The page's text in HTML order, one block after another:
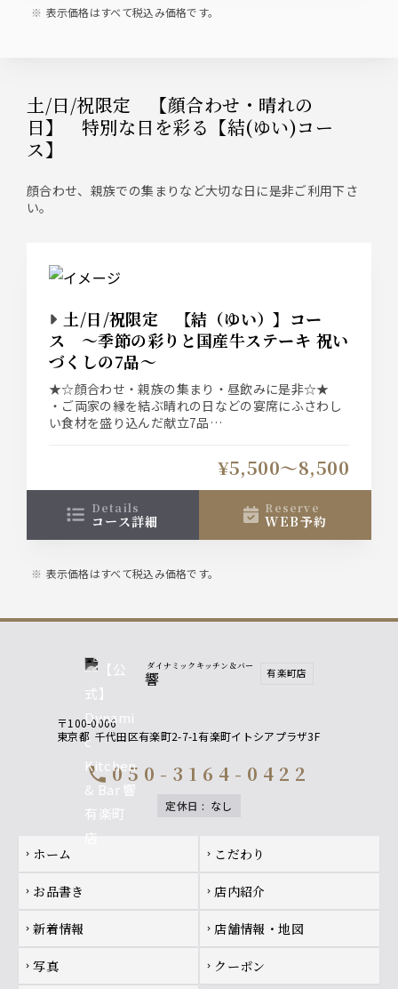
表示価格はすべて税込み価格です。
土/日/祝限定 【顔合わせ・晴れの
日】 特別な日を彩る【結(ゆい)コー
ス】
顔合わせ、親族での集まりなど大切な日に是非ご利用下さ
い。
土/日/祝限定 【結（ゆい）】コー
ス ～季節の彩りと国産牛ステーキ 祝い
づくしの7品～
★☆顔合わせ・親族の集まり・昼飲みに是非☆★
・ご両家の縁を結ぶ晴れの日などの宴席にふさわし
い食材を盛り込んだ献立7品
¥5,500〜8,500
details
コース詳細
reserve
WEB予約
表示価格はすべて税込み価格です。
ダイナミックキッチン＆バー
響 有楽町店
〒100-0006
東京都 千代田区有楽町2-7-1有楽町イトシアプラザ3F
call 050-3164-0422
定休日 : なし
Footer navigation
chevron_right ホーム chevron_right こだわり
chevron_right お品書き chevron_right 店内紹介
chevron_right 新着情報 chevron_right 店舗情報・地図
chevron_right 写真 chevron_right クーポン